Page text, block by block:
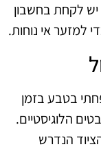
יש לקחת בחשבון
למזער אי נוחות.
בטבע בזמן
הלוגיסטיים.
הנדרש